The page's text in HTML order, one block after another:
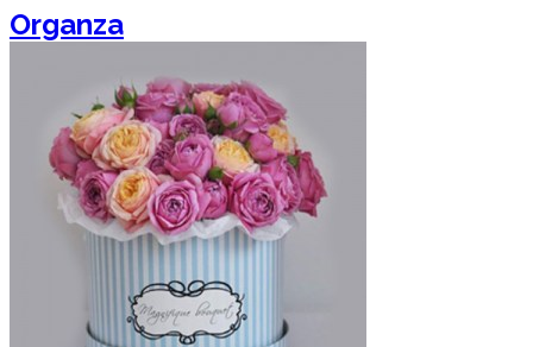
Organza